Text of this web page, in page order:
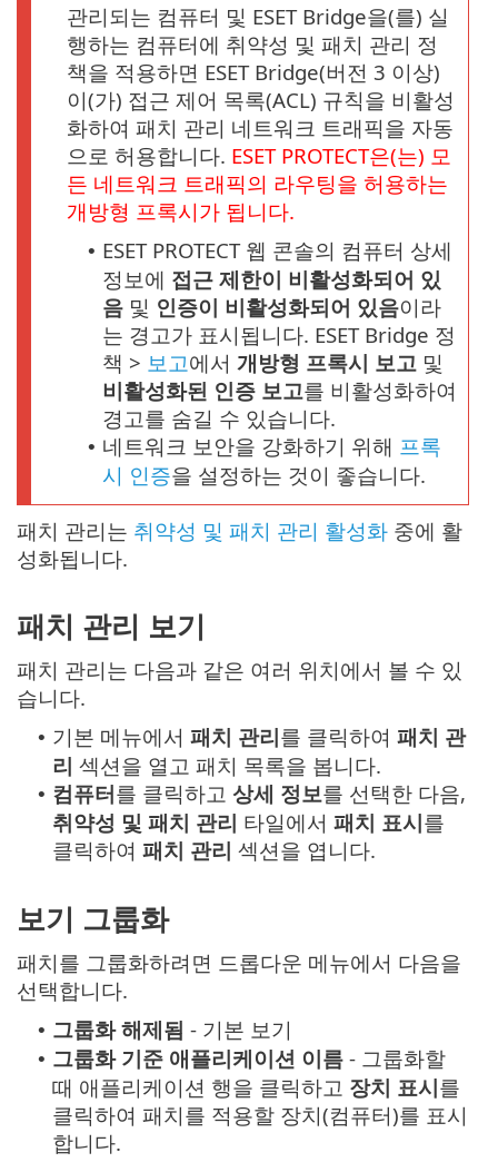
관리되는 컴퓨터 및 ESET Bridge을(를) 실
행하는 컴퓨터에 취약성 및 패치 관리 정
책을 적용하면 ESET Bridge(버전 3 이상)
이(가) 접근 제어 목록(ACL) 규칙을 비활성
화하여 패치 관리 네트워크 트래픽을 자동
으로 허용합니다. ESET PROTECT은(는) 모
든 네트워크 트래픽의 라우팅을 허용하는
개방형 프록시가 됩니다.
• ESET PROTECT 웹 콘솔의 컴퓨터 상세
정보에 접근 제한이 비활성화되어 있
음 및 인증이 비활성화되어 있음이라
는 경고가 표시됩니다. ESET Bridge 정
책 > 보고에서 개방형 프록시 보고 및
비활성화된 인증 보고를 비활성화하여
경고를 숨길 수 있습니다.
• 네트워크 보안을 강화하기 위해 프록
시 인증을 설정하는 것이 좋습니다.
패치 관리는 취약성 및 패치 관리 활성화 중에 활
성화됩니다.
패치 관리 보기
패치 관리는 다음과 같은 여러 위치에서 볼 수 있
습니다.
• 기본 메뉴에서 패치 관리를 클릭하여 패치 관
리 섹션을 열고 패치 목록을 봅니다.
• 컴퓨터를 클릭하고 상세 정보를 선택한 다음,
취약성 및 패치 관리 타일에서 패치 표시를
클릭하여 패치 관리 섹션을 엽니다.
보기 그룹화
패치를 그룹화하려면 드롭다운 메뉴에서 다음을
선택합니다.
• 그룹화 해제됨 - 기본 보기
• 그룹화 기준 애플리케이션 이름 - 그룹화할
때 애플리케이션 행을 클릭하고 장치 표시를
클릭하여 패치를 적용할 장치(컴퓨터)를 표시
합니다.